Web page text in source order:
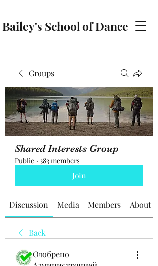
Bailey's School of Dance
Groups
Shared Interests Group
Public · 383 members
Join
Discussion Media Members About
Back
Одобрено